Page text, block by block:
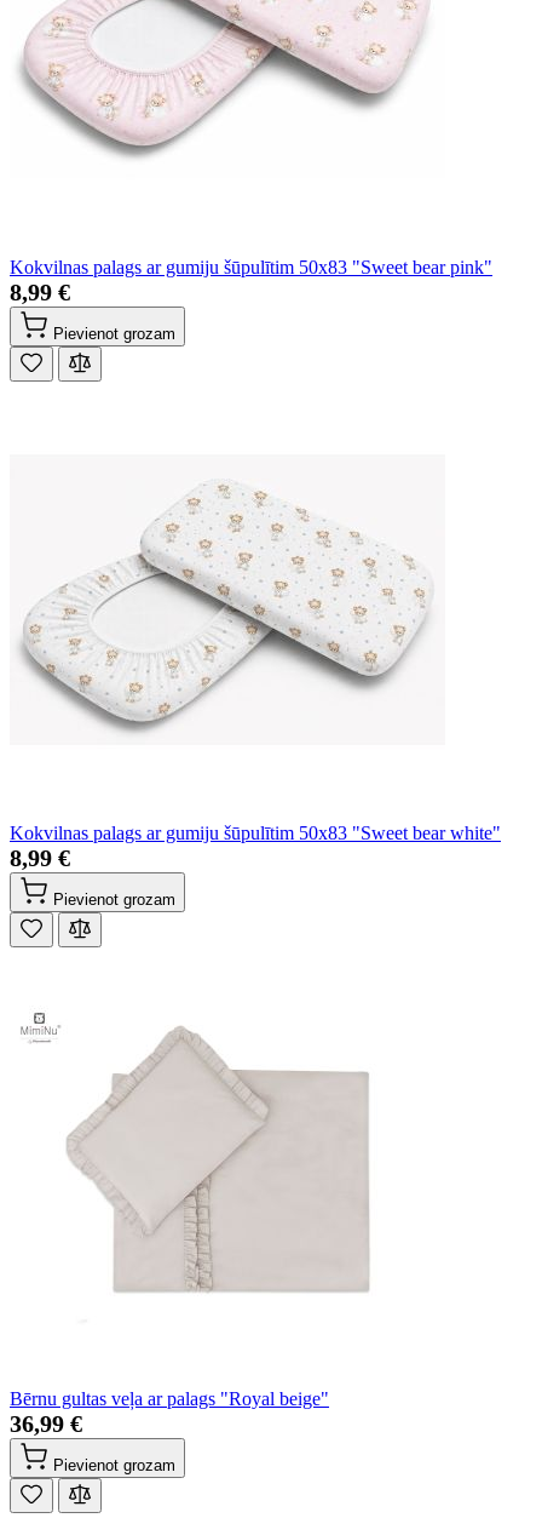
Kokvilnas palags ar gumiju šūpulītim 50x83 "Sweet bear pink"
8,99 €
Pievienot grozam
Kokvilnas palags ar gumiju šūpulītim 50x83 "Sweet bear white"
8,99 €
Pievienot grozam
Bērnu gultas veļa ar palags "Royal beige"
36,99 €
Pievienot grozam